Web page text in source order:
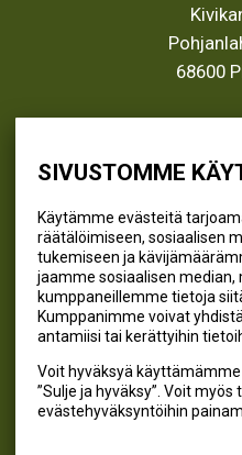
SIVUSTOMME
Käytämme evästeitä
räätälöimiseen, sosiaalisen
tukemiseen ja
jaamme sosiaalisen median,
kumppaneillemme tietoja
Kumppanimme voivat
antamiisi tai kerättyihin
Voit hyväksyä
”Sulje ja hyväksy”. Voit
evästehyväksyntöihin
68600
(06)